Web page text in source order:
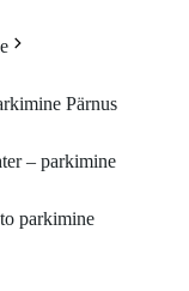
Pärnus
– parkimine
parkimine